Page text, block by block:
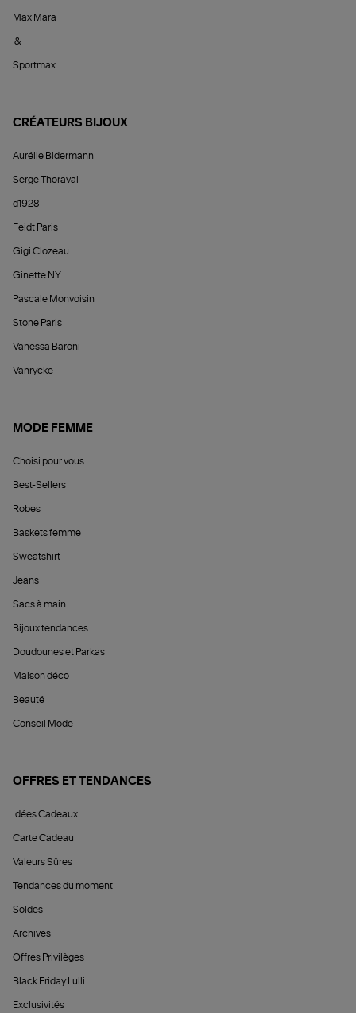
Max Mara
&
Sportmax
CRÉATEURS BIJOUX
Aurélie Bidermann
Serge Thoraval
d1928
Feidt Paris
Gigi Clozeau
Ginette NY
Pascale Monvoisin
Stone Paris
Vanessa Baroni
Vanrycke
MODE FEMME
Choisi pour vous
Best-Sellers
Robes
Baskets femme
Sweatshirt
Jeans
Sacs à main
Bijoux tendances
Doudounes et Parkas
Maison déco
Beauté
Conseil Mode
OFFRES ET TENDANCES
Idées Cadeaux
Carte Cadeau
Valeurs Sûres
Tendances du moment
Soldes
Archives
Offres Privilèges
Black Friday Lulli
Exclusivités